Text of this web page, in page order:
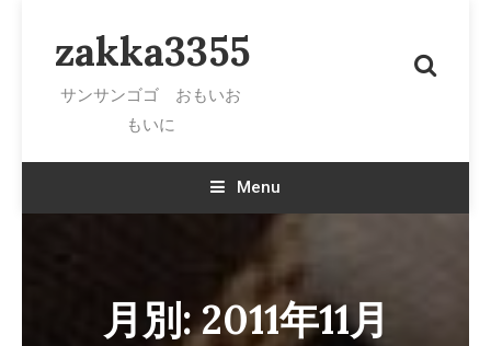
zakka3355
サンサンゴゴ おもいお
もいに
Menu
月別: 2011年11月